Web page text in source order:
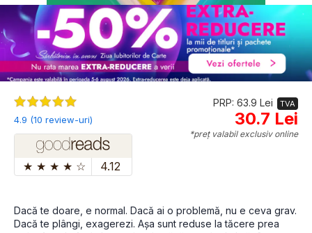
4.9 (10 review-uri)
★ ★ ★ ★ ☆ 4.12
PRP: 63.9 Lei TVA
30.7 Lei
*preț valabil exclusiv online
Dacă te doare, e normal. Dacă ai o problemă, nu e ceva grav.
Dacă te plângi, exagerezi. Așa sunt reduse la tăcere prea